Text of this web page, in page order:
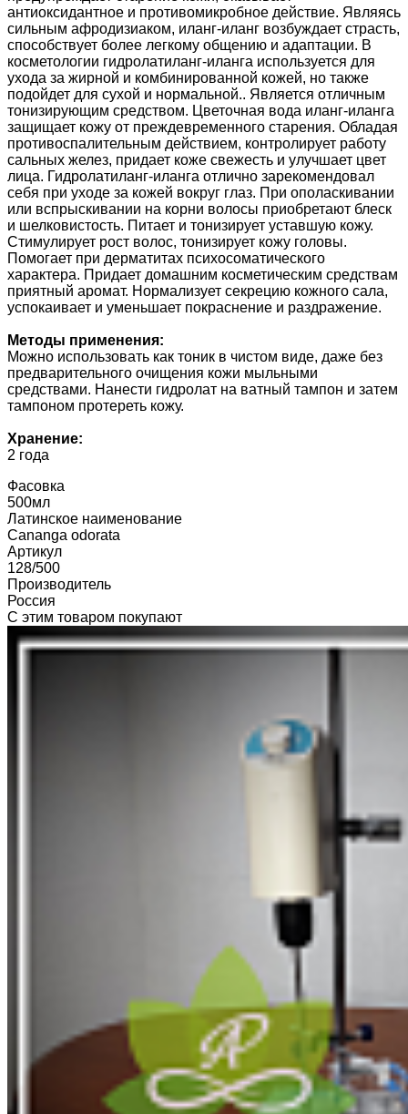
антиоксидантное и противомикробное действие. Являясь
сильным афродизиаком, иланг-иланг возбуждает страсть,
способствует более легкому общению и адаптации. В
косметологии гидролатиланг-иланга используется для
ухода за жирной и комбинированной кожей, но также
подойдет для сухой и нормальной.. Является отличным
тонизирующим средством. Цветочная вода иланг-иланга
защищает кожу от преждевременного старения. Обладая
противоспалительным действием, контролирует работу
сальных желез, придает коже свежесть и улучшает цвет
лица. Гидролатиланг-иланга отлично зарекомендовал
себя при уходе за кожей вокруг глаз. При ополаскивании
или вспрыскивании на корни волосы приобретают блеск
и шелковистость. Питает и тонизирует уставшую кожу.
Стимулирует рост волос, тонизирует кожу головы.
Помогает при дерматитах психосоматического
характера. Придает домашним косметическим средствам
приятный аромат. Нормализует секрецию кожного сала,
успокаивает и уменьшает покраснение и раздражение.
Методы применения:
Можно использовать как тоник в чистом виде, даже без
предварительного очищения кожи мыльными
средствами. Нанести гидролат на ватный тампон и затем
тампоном протереть кожу.
Хранение:
2 года
Фасовка
500мл
Латинское наименование
Cananga odorata
Артикул
128/500
Производитель
Россия
С этим товаром покупают